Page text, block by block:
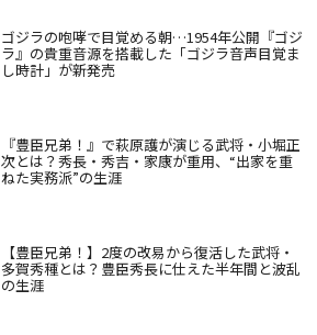
ゴジラの咆哮で目覚める朝…1954年公開『ゴジ
ラ』の貴重音源を搭載した「ゴジラ音声目覚ま
し時計」が新発売
『豊臣兄弟！』で萩原護が演じる武将・小堀正
次とは？秀長・秀吉・家康が重用、“出家を重
ねた実務派”の生涯
【豊臣兄弟！】2度の改易から復活した武将・
多賀秀種とは？豊臣秀長に仕えた半年間と波乱
の生涯